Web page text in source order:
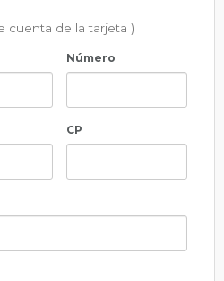
cuenta de la tarjeta )
Número
CP